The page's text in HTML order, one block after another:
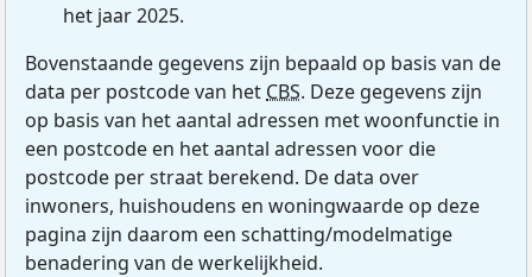
het jaar 2025.
Bovenstaande gegevens zijn bepaald op basis van de
data per postcode van het CBS. Deze gegevens zijn
op basis van het aantal adressen met woonfunctie in
een postcode en het aantal adressen voor die
postcode per straat berekend. De data over
inwoners, huishoudens en woningwaarde op deze
pagina zijn daarom een schatting/modelmatige
benadering van de werkelijkheid.